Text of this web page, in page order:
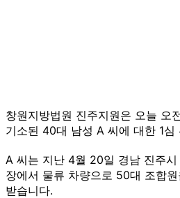
창원지방법원 진주지원은 오늘 오
기소된 40대 남성 A 씨에 대한 1심
A 씨는 지난 4월 20일 경남 진주
장에서 물류 차량으로 50대 조합
받습니다.